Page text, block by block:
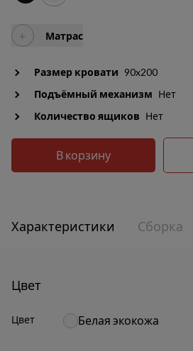
Размер кровати 90x200
Подъёмный механизм Нет
Количество ящиков Нет
+ Матрас
В корзину
Характеристики Сборка
Цвет
Цвет Белая экокожа